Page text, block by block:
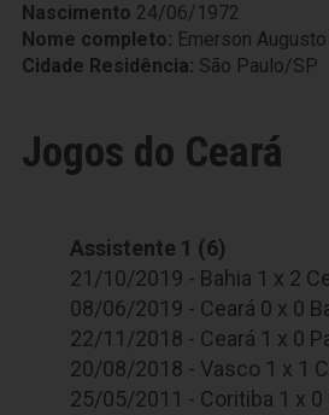
Nascimento 24/06/1972
Nome completo: Emerson
Cidade Residência: São Paulo/SP
Jogos do Ceará
Assistente 1 (6)
21/10/2019 - Bahia 1 x 2
08/06/2019 - Ceará 0 x 0
22/11/2018 - Ceará 1 x 0
20/08/2018 - Vasco 1 x 1
25/05/2011 - Coritiba 1 x 0